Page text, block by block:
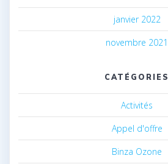
janvier 2022
novembre 2021
CATÉGORIES
Activités
Appel d'offre
Binza Ozone